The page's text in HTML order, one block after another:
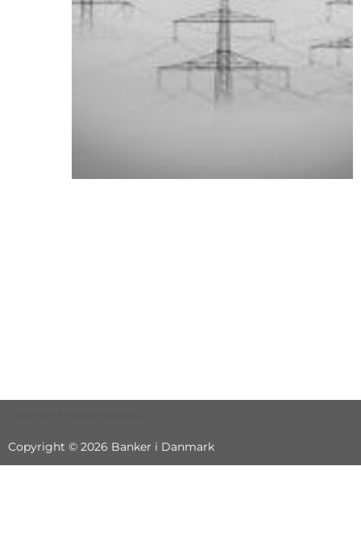
Copyright © 2026 Banker i Danmark